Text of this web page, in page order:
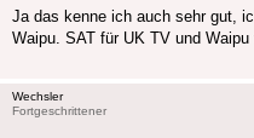
Ja das kenne ich auch sehr gut,
Waipu. SAT für UK TV und
Wechsler
Fortgeschrittener